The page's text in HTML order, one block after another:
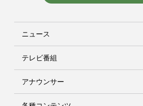
ニュース
テレビ番組
アナウンサー